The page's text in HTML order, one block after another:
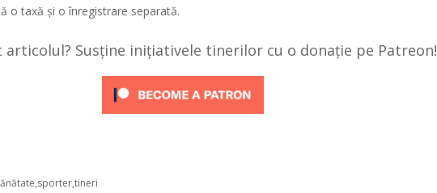
o taxă și o înregistrare separată.
articolul? Susține inițiativele tinerilor cu o donație pe Patreon!
sportertineri